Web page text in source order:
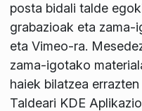
posta bidali talde
grabazioak eta zama-
eta Vimeo-ra.
zama-igotako
haiek bilatzea
Taldeari KDE